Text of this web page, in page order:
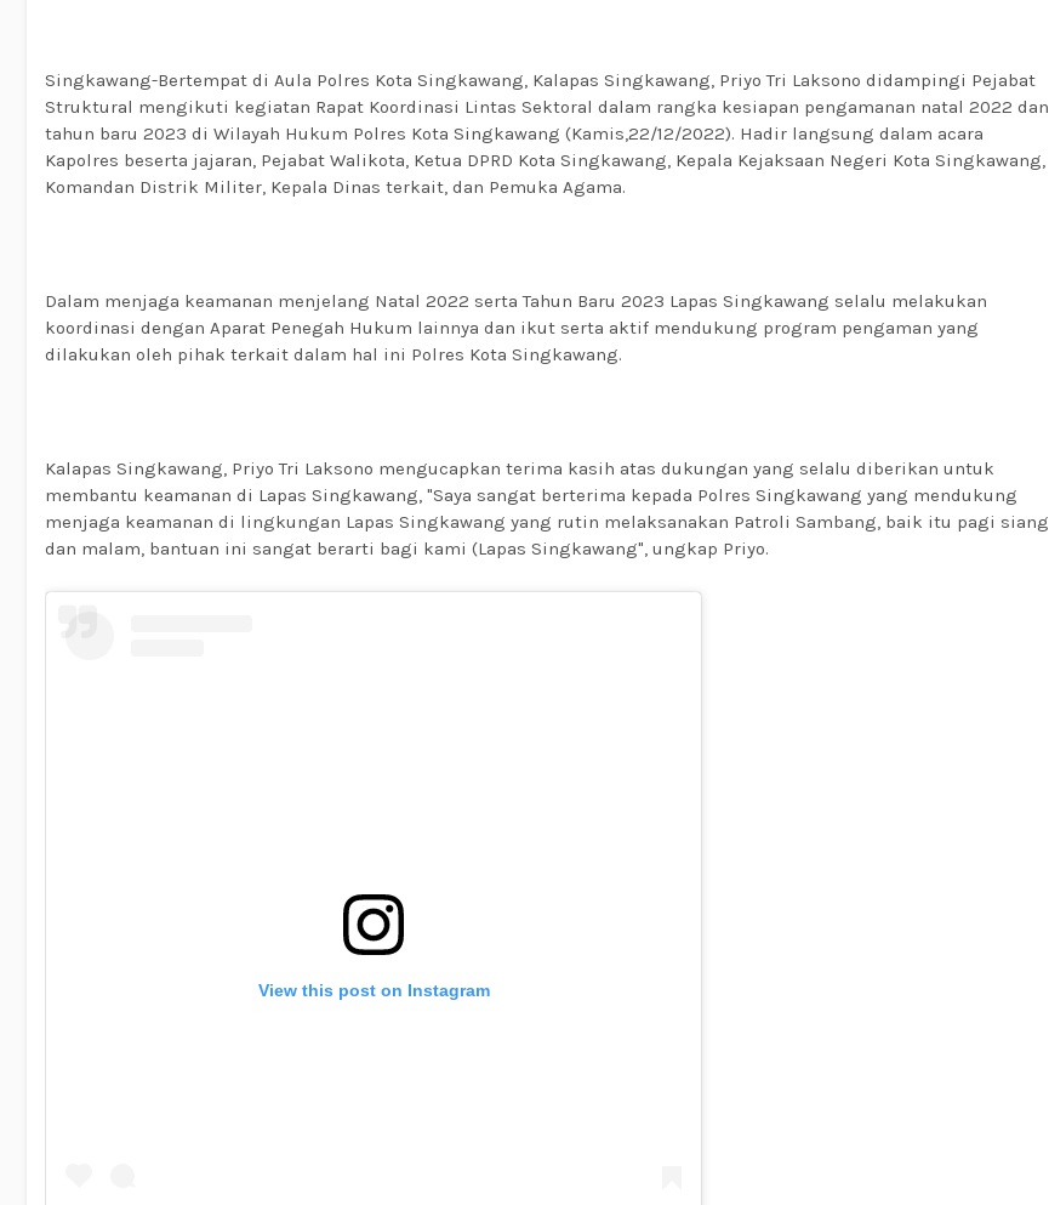
Singkawang-Bertempat di Aula Polres Kota Singkawang, Kalapas Singkawang, Priyo Tri Laksono didampingi Pejabat
Struktural mengikuti kegiatan Rapat Koordinasi Lintas Sektoral dalam rangka kesiapan pengamanan natal 2022 dan
tahun baru 2023 di Wilayah Hukum Polres Kota Singkawang (Kamis,22/12/2022). Hadir langsung dalam acara
Kapolres beserta jajaran, Pejabat Walikota, Ketua DPRD Kota Singkawang, Kepala Kejaksaan Negeri Kota Singkawang,
Komandan Distrik Militer, Kepala Dinas terkait, dan Pemuka Agama.
Dalam menjaga keamanan menjelang Natal 2022 serta Tahun Baru 2023 Lapas Singkawang selalu melakukan
koordinasi dengan Aparat Penegah Hukum lainnya dan ikut serta aktif mendukung program pengaman yang
dilakukan oleh pihak terkait dalam hal ini Polres Kota Singkawang.
Kalapas Singkawang, Priyo Tri Laksono mengucapkan terima kasih atas dukungan yang selalu diberikan untuk
membantu keamanan di Lapas Singkawang, "Saya sangat berterima kepada Polres Singkawang yang mendukung
menjaga keamanan di lingkungan Lapas Singkawang yang rutin melaksanakan Patroli Sambang, baik itu pagi siang
dan malam, bantuan ini sangat berarti bagi kami (Lapas Singkawang", ungkap Priyo.
View this post on Instagram